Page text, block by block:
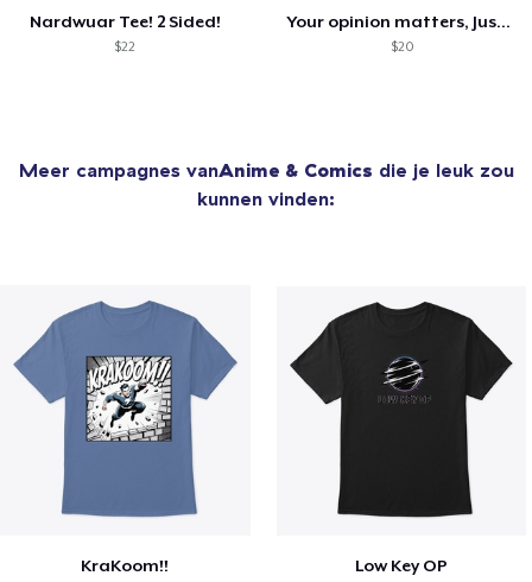
Nardwuar Tee! 2 Sided!
$22
Your opinion matters, Just not to me!
$20
Meer campagnes vanAnime & Comics die je leuk zou
kunnen vinden:
KraKoom!! Low Key OP